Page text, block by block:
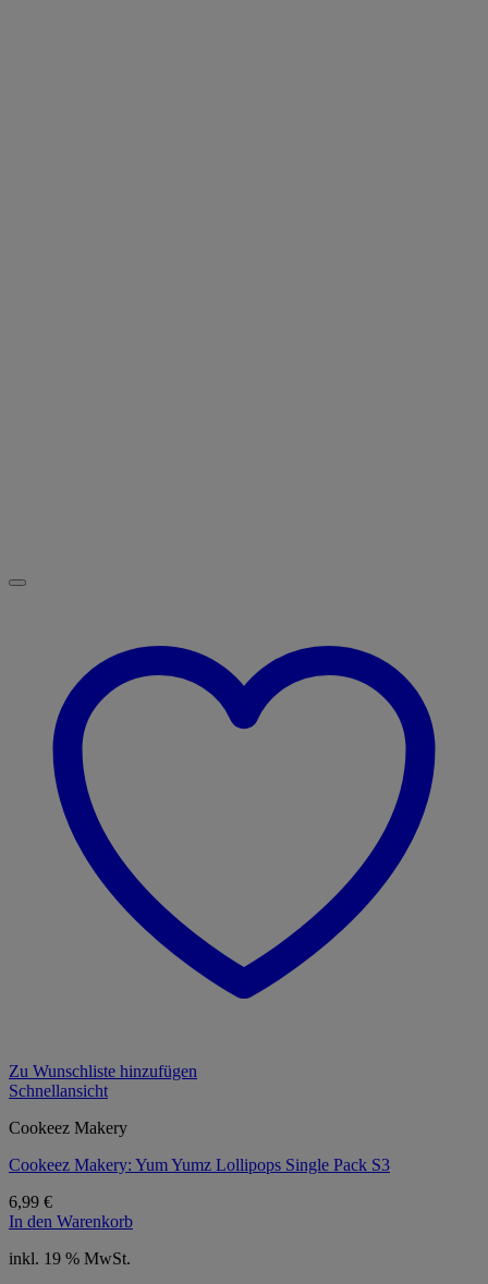
Zu Wunschliste hinzufügen
Schnellansicht
Cookeez Makery
Cookeez Makery: Yum Yumz Lollipops Single Pack S3
6,99 €
In den Warenkorb
inkl. 19 % MwSt.